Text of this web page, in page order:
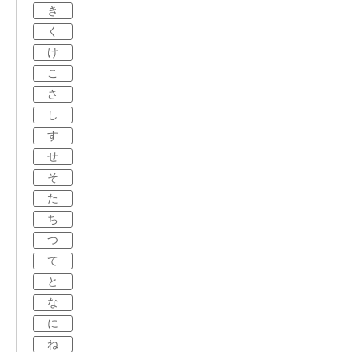
き
く
け
こ
さ
し
す
せ
そ
た
ち
つ
て
と
な
に
ね